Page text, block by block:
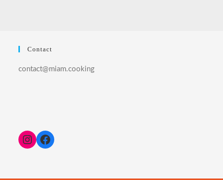
Contact
contact@miam.cooking
InstagramFacebook